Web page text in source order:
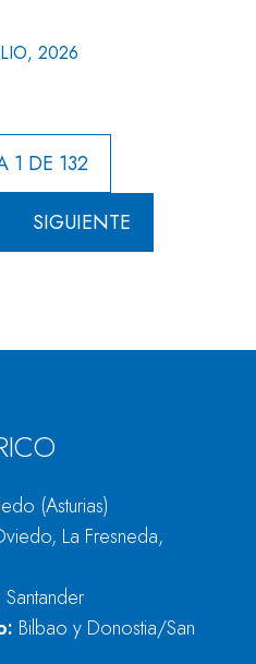
2026
1 DE 132
SIGUIENTE
(Asturias)
La Fresneda,
Santander
Bilbao y Donostia/San